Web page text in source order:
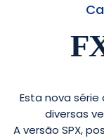
Esta nova
diversas
A versão SPX,